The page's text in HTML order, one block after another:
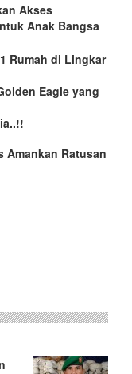
Akses
Anak Bangsa
Rumah di Lingkar
Eagle yang
Amankan Ratusan